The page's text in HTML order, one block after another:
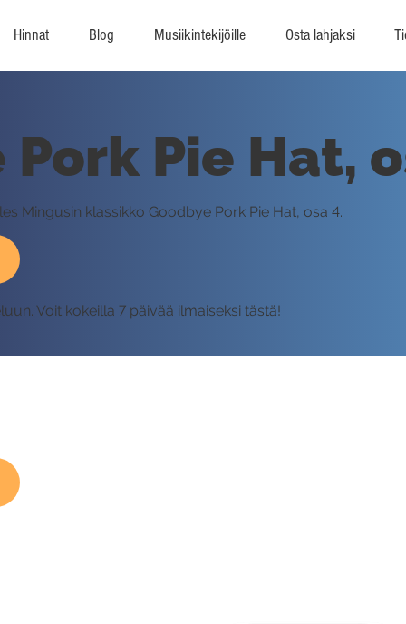
Hinnat Blog Musiikintekijöille Osta lahjaksi
Pie Hat,
Mingusin klassikko Goodbye Pork Pie Hat, osa 4.
Voit kokeilla 7 päivää ilmaiseksi tästä!